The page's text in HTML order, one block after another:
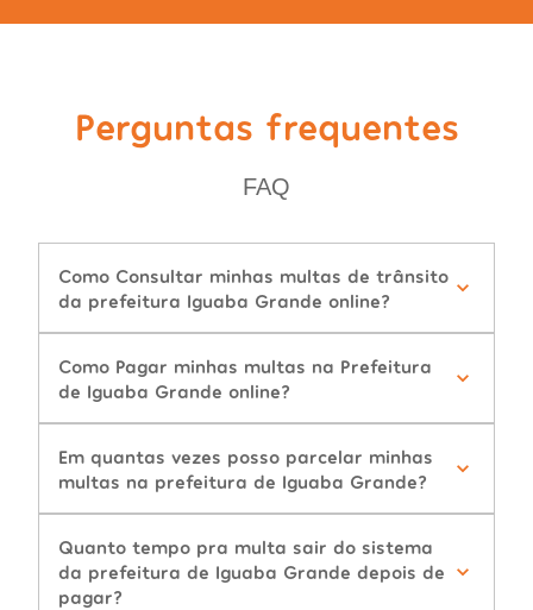
Perguntas frequentes
FAQ
Como Consultar minhas multas de trânsito
da prefeitura Iguaba Grande online?
Como Pagar minhas multas na Prefeitura
de Iguaba Grande online?
Em quantas vezes posso parcelar minhas
multas na prefeitura de Iguaba Grande?
Quanto tempo pra multa sair do sistema
da prefeitura de Iguaba Grande depois de
pagar?